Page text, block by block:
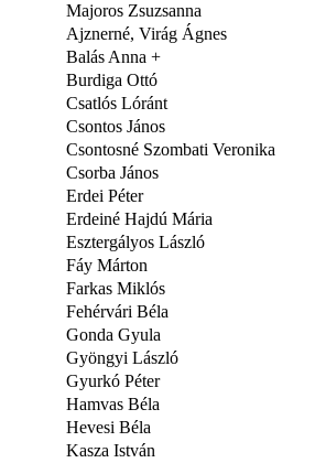
Majoros Zsuzsanna
Ajznerné, Virág Ágnes
Balás Anna +
Burdiga Ottó
Csatlós Lóránt
Csontos János
Csontosné Szombati Veronika
Csorba János
Erdei Péter
Erdeiné Hajdú Mária
Esztergályos László
Fáy Márton
Farkas Miklós
Fehérvári Béla
Gonda Gyula
Gyöngyi László
Gyurkó Péter
Hamvas Béla
Hevesi Béla
Kasza István